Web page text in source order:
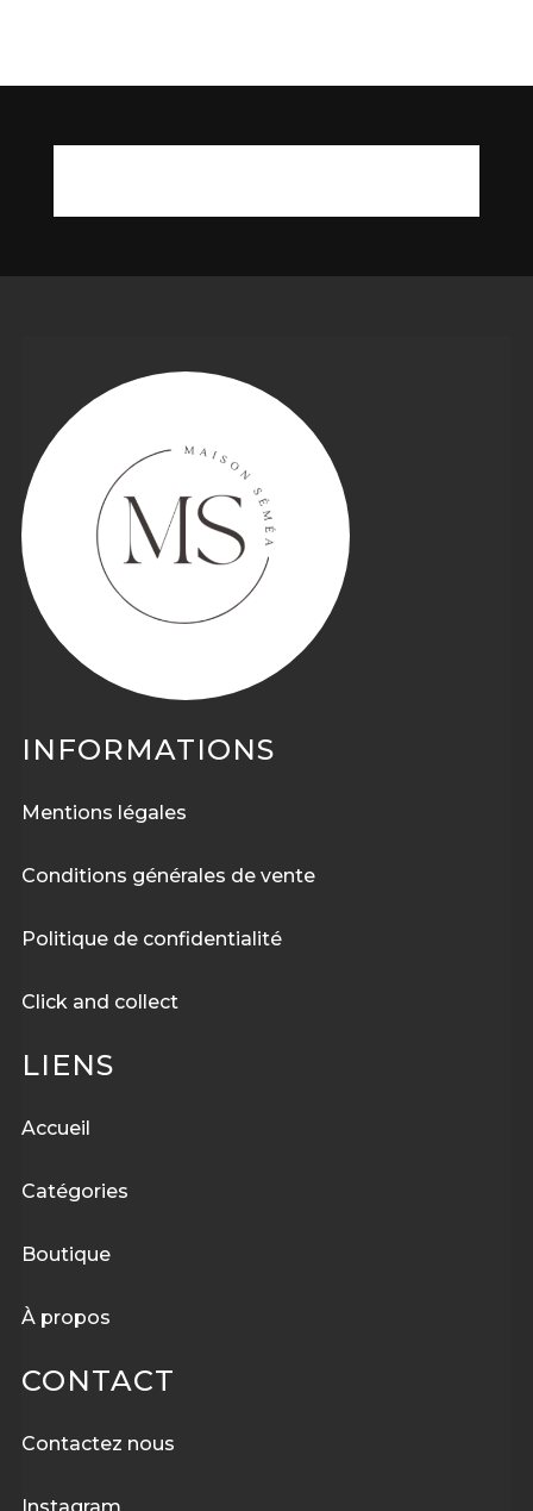
INFORMATIONS
Mentions légales
Conditions générales de vente
Politique de confidentialité
Click and collect
LIENS
Accueil
Catégories
Boutique
Àpropos
CONTACT
Contactez nous